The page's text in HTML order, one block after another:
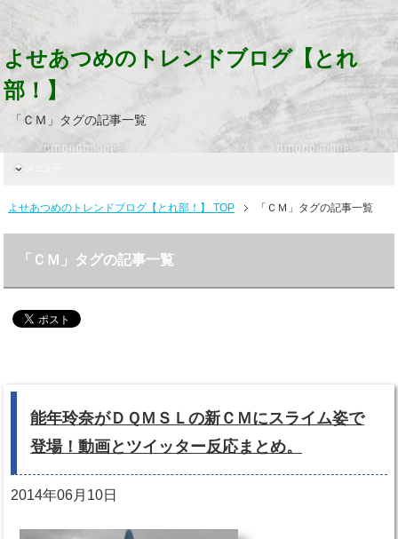
よせあつめのトレンドブログ【とれ
部！】
「ＣＭ」タグの記事一覧
よせあつめのトレンドブログ【とれ部！】 TOP 「ＣＭ」タグの記事一覧
「ＣＭ」タグの記事一覧
能年玲奈がＤＱＭＳＬの新ＣＭにスライム姿で
登場！動画とツイッター反応まとめ。
2014年06月10日